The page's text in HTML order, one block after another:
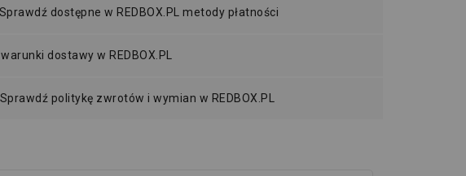
Sprawdź dostępne w REDBOX.PL metody płatności
dostawy w REDBOX.PL
Sprawdź politykę zwrotów i wymian w REDBOX.PL